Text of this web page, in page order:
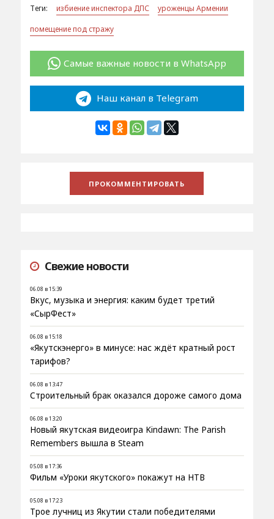
Теги: избиение инспектора ДПС
уроженцы Армении
помещение под стражу
Самые важные новости в WhatsApp
Наш канал в Telegram
Свежие новости
06.08 в 15:39
Вкус, музыка и энергия: каким будет третий
«СырФест»
06.08 в 15:18
«Якутскэнерго» в минусе: нас ждёт кратный рост
тарифов?
06.08 в 13:47
Строительный брак оказался дороже самого дома
06.08 в 13:20
Новый якутская видеоигра Kindawn: The Parish
Remembers вышла в Steam
05.08 в 17:36
Фильм «Уроки якутского» покажут на НТВ
05.08 в 17:23
Трое лучниц из Якутии стали победителями